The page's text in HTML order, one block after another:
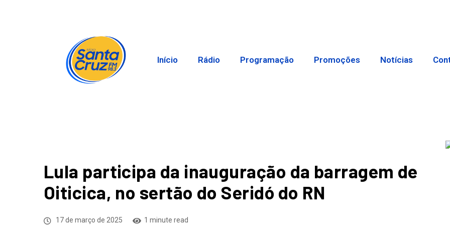
Início Rádio Programação Promoções Notícias
Lula participa da inauguração da barragem de
Oiticica, no sertão do Seridó do RN
17 de março de 2025 1 minute read